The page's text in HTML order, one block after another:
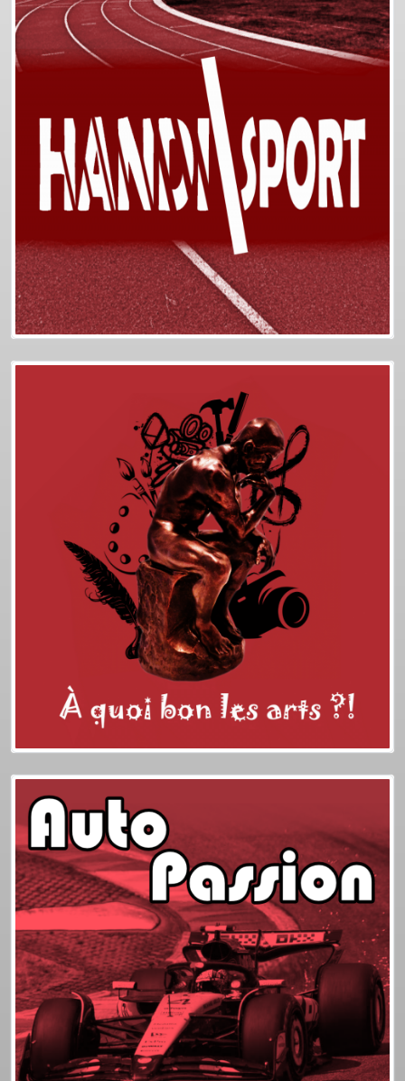
Plus d'info Podcasts
Plus d'info Podcasts
Plus d'info